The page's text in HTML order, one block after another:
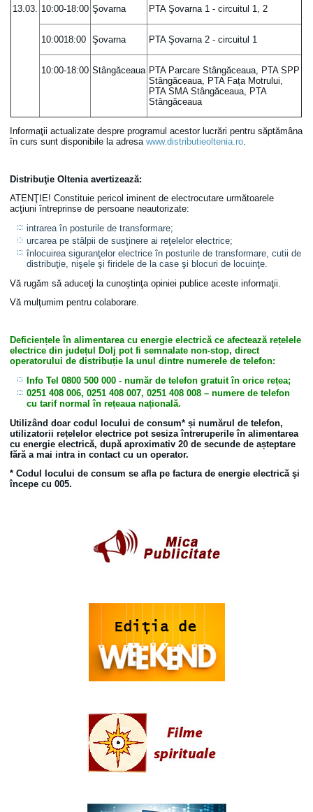
13.03. 10:00-18:00 Şovarna PTA Şovarna 1 - circuitul 1, 2
10:0018:00 Şovarna PTA Şovarna 2 - circuitul 1
10:00-18:00 Stângăceaua PTA Parcare Stângăceaua, PTA SPP
Stângăceaua, PTA Fața Motrului,
PTA SMA Stângăceaua, PTA
Stângăceaua
Informaţii actualizate despre programul acestor lucrări pentru săptămâna
în curs sunt disponibile la adresawww.distributieoltenia.ro.
Distribuţie Oltenia avertizează:
ATENŢIE! Constituie pericol iminent de electrocutare următoarele
acţiuni întreprinse de persoane neautorizate:
intrarea în posturile de transformare;
urcarea pe stâlpii de susţinere ai reţelelor electrice;
înlocuirea siguranţelor electrice în posturile de transformare, cutii de
distribuţie, nişele şi firidele de la case şi blocuri de locuinţe.
Vă rugăm să aduceţi la cunoştinţa opiniei publice aceste informaţii.
Vă mulţumim pentru colaborare.
Deficiențele în alimentarea cu energie electrică ce afectează rețelele
electrice din județul Dolj pot fi semnalate non-stop, direct
operatorului de distribuție la unul dintre numerele de telefon:
Info Tel 0800 500 000- număr de telefon gratuit în orice rețea;
0251 408 006, 0251 408 007, 0251 408 008 – numere de telefon
cu tarif normal în rețeaua națională.
Utilizând doar codul locului de consum* și numărul de telefon,
utilizatorii rețelelor electrice pot sesiza întreruperile în alimentarea
cu energie electrică, după aproximativ 20 de secunde de așteptare
fără a mai intra in contact cu un operator.
* Codul locului de consum se afla pe factura de energie electrică şi
începe cu 005.